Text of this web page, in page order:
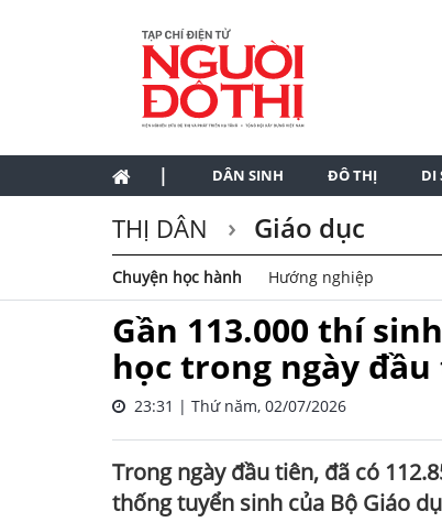
| DÂN SINH ĐÔ THỊ DI
THỊ DÂN Giáo dục
Chuyện học hành Hướng nghiệp
Gần 113.000 thí
học trong ngày
23:31 | Thứ năm, 02/07/2026
Trong ngày đầu tiên, đã có
thống tuyển sinh của Bộ Giáo